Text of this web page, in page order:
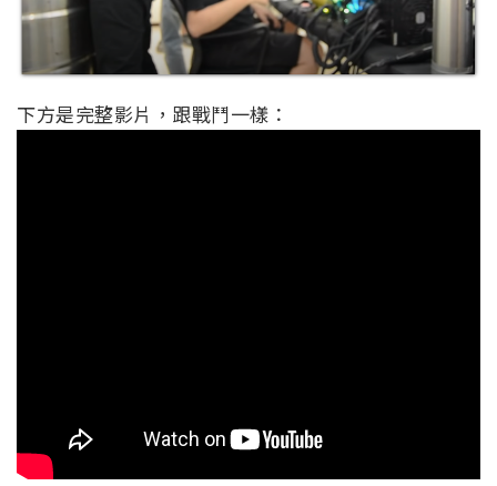
下方是完整影片，跟戰鬥一樣：